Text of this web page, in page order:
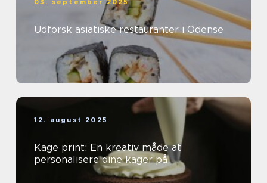
Udforsk asiatiske restauranter i Odense
12. august 2025
Kage print: En kreativ måde at
personalisere dine kager på